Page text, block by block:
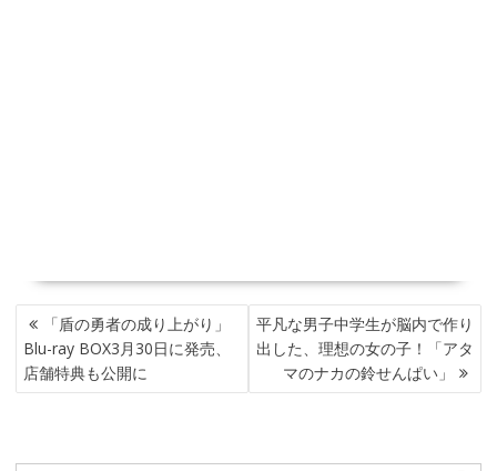
投
稿
ナ
ビ
シ
「盾の勇者の成り上がり」
Blu-ray BOX3月30日に発売、
店舗特典も公開に
平凡な男子中学生が脳内で作り
出した、理想の女の子！「アタ
マのナカの鈴せんぱい」